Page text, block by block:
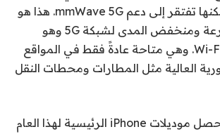
iPhone الأخرى، لكنها تفتقر إلى دعم mmWave 5G. هذا هو
الشكل فائق السرعة ومنخفض المدى لشبكة 5G وهو
أقرب إلى شبكة Wi-Fi. وهي متاحة عادةً فقط في المواقع
العالية مثل المطارات ومحطات النقل
من المتوقع أن تحصل موديلات iPhone الرئيسية لهذا العام